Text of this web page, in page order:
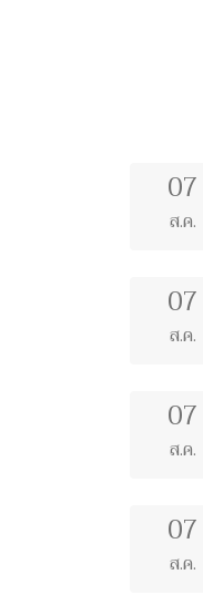
07
ส.ค.
07
ส.ค.
07
ส.ค.
07
ส.ค.